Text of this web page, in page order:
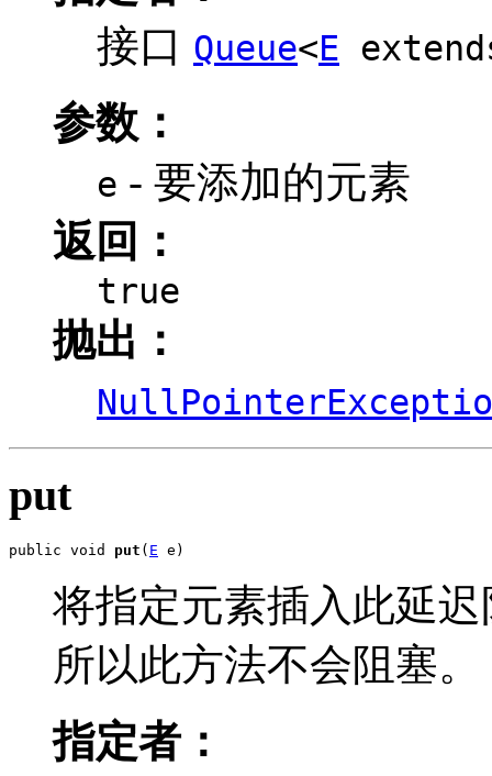
接口 Queue<E
参数：
e - 要添加的元素
返回：
true
抛出：
put
public void put ( E e)
将指定元素插入此延
所以此方法不会阻塞。
指定者：